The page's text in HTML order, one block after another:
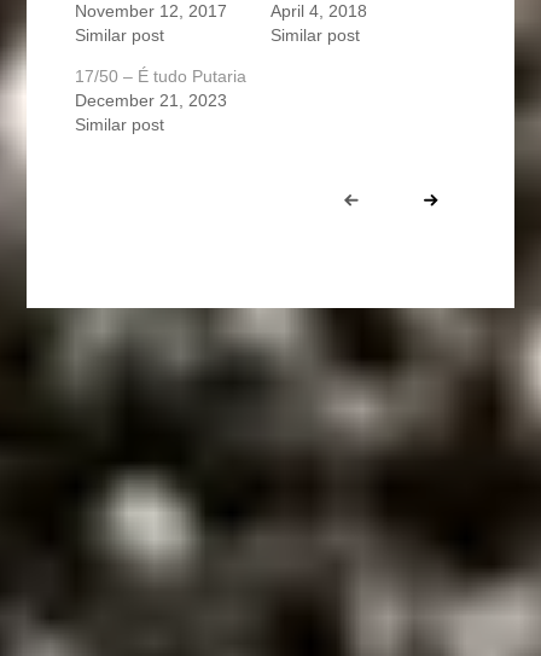
November 12, 2017
Similar post
April 4, 2018
Similar post
17/50 – É tudo Putaria
December 21, 2023
Similar post